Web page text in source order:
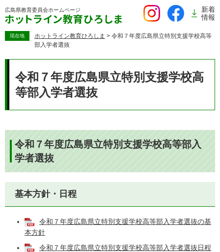
ー
広島県教育委員会ホームページ
新着
情報
現在地 ホットライン教育ひろしま > 令和７年度広島県立特別支援学校高等
部入学者選抜
令和７年度広島県立特別支援学校高
等部入学者選抜
令和７年度広島県立特別支援学校高等部入
学者選抜
基本方針・日程
令和７年度広島県立特別支援学校高等部入学者選抜の基
本方針
令和７年度広島県立特別支援学校高等部入学者選抜日程